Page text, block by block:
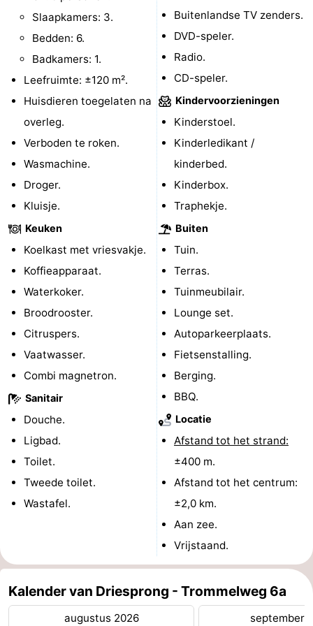
Brouwershaven
Bruinisse
Zierikzee
Natuur
Oosterschelde
Burgh
Haamstede
Natuur
Kop
van
Schouwen
Walcheren
Veere
Natuur
Oranjezon
-
Oostkapelle
Natuur
Mantelingen
-
Westkapelle
Zoutelande
-
Natuur
Walcherse
Dishoek
-
Vlissingen
Nieuwvliet
-
Slaapkamers: 3.
Bedden: 6.
Badkamers: 1.
Leefruimte: ±120 m².
Huisdieren toegelaten na
overleg.
Verboden te roken.
Wasmachine.
Droger.
Kluisje.
Keuken
Koelkast met vriesvakje.
Koffieapparaat.
Waterkoker.
Broodrooster.
Citruspers.
Vaatwasser.
Combi magnetron.
Sanitair
Douche.
Ligbad.
Toilet.
Tweede toilet.
Wastafel.
Buitenlandse TV zenders.
DVD-speler.
Radio.
CD-speler.
Kindervoorzieningen
Kinderstoel.
Kinderledikant /
kinderbed.
Kinderbox.
Traphekje.
Buiten
Tuin.
Terras.
Tuinmeubilair.
Lounge set.
Autoparkeerplaats.
Fietsenstalling.
Berging.
BBQ.
Locatie
Afstand tot het strand:
±400 m.
Afstand tot het centrum:
±2,0 km.
Aan zee.
Vrijstaand.
Kalender van Driesprong - Trommelweg 6a
augustus 2026 september